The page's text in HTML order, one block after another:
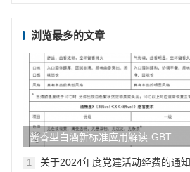
道
浏览最多的文章
酱香型白酒新标准应用解读-GBT
10781.4-2024《白酒质量要求 第4部
1 关于2024年度党建活动经费的通知